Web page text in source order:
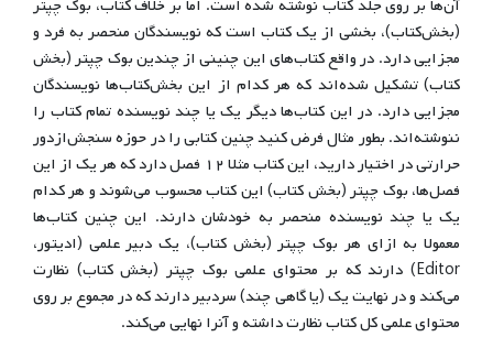
آن‌ها بر روی جلد کتاب نوشته شده است. اما بر خلاف کتاب، بوک چپتر
(بخش‌کتاب)، بخشی از یک کتاب است که نویسندگان منحصر به فرد و
مجزایی دارد. در واقع کتاب‌های این چنینی از چندین بوک چپتر (بخش
کتاب) تشکیل شده‌اند که هر کدام از این بخش‌کتاب‌ها نویسندگان
مجزایی دارد. در این کتاب‌ها دیگر یک یا چند نویسنده تمام کتاب را
ننوشته‌اند. بطور مثال فرض کنید چنین کتابی را در حوزه سنجش‌ازدور
حرارتی در اختیار دارید، این کتاب مثلا ۱۲ فصل دارد که هر یک از این
فصل‌ها، بوک چپتر (بخش کتاب) این کتاب محسوب می‌شوند و هر کدام
یک یا چند نویسنده منحصر به خودشان دارند. این چنین کتاب‌ها
معمولا به ازای هر بوک چپتر (بخش کتاب)، یک دبیر علمی (ادیتور،
Editor) دارند که بر محتوای علمی بوک چپتر (بخش کتاب) نظارت
می‌کند و در نهایت یک (یا گاهی چند) سردبیر دارند که در مجموع بر روی
محتوای علمی کل کتاب نظارت داشته و آنرا نهایی می‌کند.